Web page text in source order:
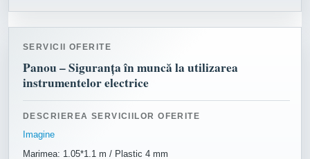
SERVICII OFERITE
Panou – Siguranța în muncă la utilizarea
instrumentelor electrice
DESCRIEREA SERVICIILOR OFERITE
Imagine
Marimea: 1.05*1.1 m / Plastic 4 mm